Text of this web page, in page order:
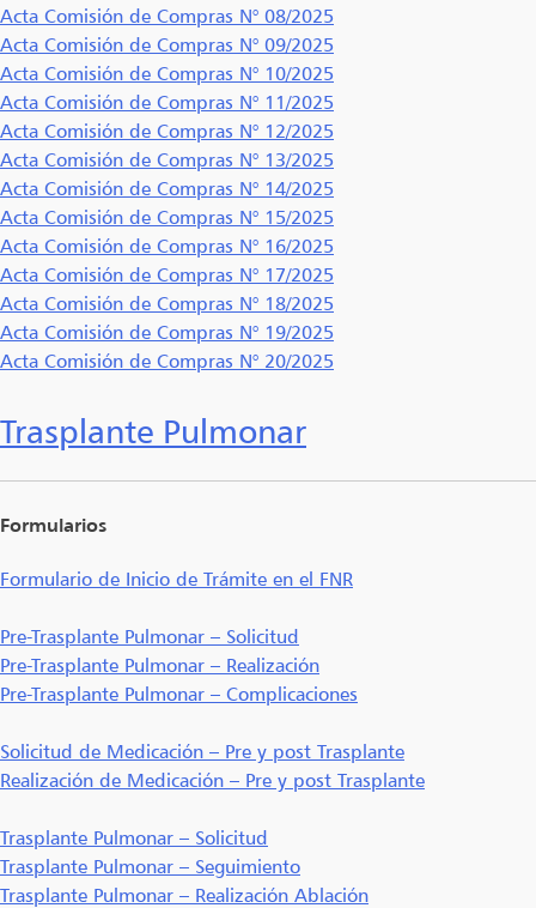
Acta Comisión de Compras N° 08/2025
Acta Comisión de Compras N° 09/2025
Acta Comisión de Compras N° 10/2025
Acta Comisión de Compras N° 11/2025
Acta Comisión de Compras N° 12/2025
Acta Comisión de Compras N° 13/2025
Acta Comisión de Compras N° 14/2025
Acta Comisión de Compras N° 15/2025
Acta Comisión de Compras N° 16/2025
Acta Comisión de Compras N° 17/2025
Acta Comisión de Compras N° 18/2025
Acta Comisión de Compras N° 19/2025
Acta Comisión de Compras N° 20/2025
Trasplante Pulmonar
Formularios
Formulario de Inicio de Trámite en el FNR
Pre-Trasplante Pulmonar – Solicitud
Pre-Trasplante Pulmonar – Realización
Pre-Trasplante Pulmonar – Complicaciones
Solicitud de Medicación – Pre y post Trasplante
Realización de Medicación – Pre y post Trasplante
Trasplante Pulmonar – Solicitud
Trasplante Pulmonar – Seguimiento
Trasplante Pulmonar – Realización Ablación